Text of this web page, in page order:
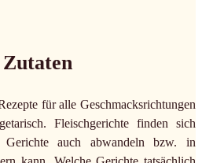
für alle Geschmacksrichtungen
Fleischgerichte finden sich
auch abwandeln bzw. in